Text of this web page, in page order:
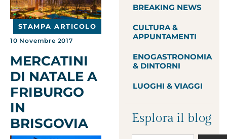
STAMPA ARTICOLO
10 Novembre 2017
MERCATINI
DI NATALE A
FRIBURGO
IN
BRISGOVIA
BREAKING NEWS
CULTURA &
APPUNTAMENTI
ENOGASTRONOMIA
& DINTORNI
LUOGHI & VIAGGI
Esplora il blog